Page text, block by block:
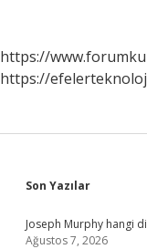
https://
https://
Sidebar
Son Yazılar
Joseph Murphy hangi
Ağustos 7, 2026